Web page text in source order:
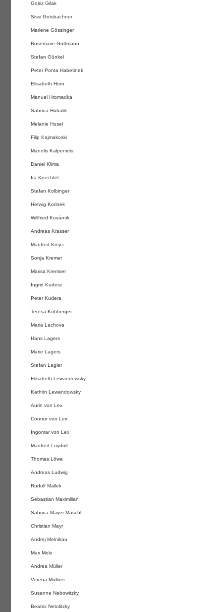
Golriz Gilak
Sissi Gotsbachner
Marlene Gössinger
Rosemarie Guttmann
Stefan Günkel
Peter Ponta Habetinek
Elisabeth Horn
Manuel Hromadka
Sabrina Hubalik
Melanie Husel
Filip Kajmakoski
Manolis Kalpenidis
Daniel Klima
Ira Knechtel
Stefan Kolbinger
Herwig Korinek
Willfried Kovárnik
Andreas Krasser
Manfred Krejci
Sonja Kremer
Marisa Kremser
Ingrid Kudera
Peter Kudera
Teresa Kühberger
Maria Lachova
Hans Lagers
Marie Lagers
Stefan Lagler
Elisabeth Lewandowsky
Kathrin Lewandowsky
Aurin von Lex
Connor von Lex
Ingomar von Lex
Manfred Loydolt
Thomas Löwe
Andreas Ludwig
Rudolf Mallek
Sebastian Maximilian
Sabrina Mayer-Maschl
Christian Mayr
Andrej Melnikau
Max Melo
Andrea Müller
Verena Müllner
Susanne Nebowitzky
Beatrix Netolitzky